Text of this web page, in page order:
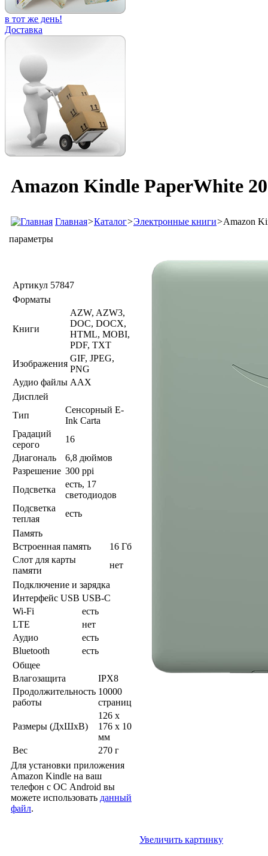
в тот же день!
Доставка
Amazon Kindle PaperWhite
Главная>Каталог>Электронные книги>Amazon
параметры
Артикул 57847
Форматы
Книги
AZW, AZW3,
DOC, DOCX,
HTML, MOBI,
PDF, TXT
Изображения
GIF, JPEG,
PNG
Аудио файлы AAX
Дисплей
Тип
Сенсорный E-
Ink Carta
Градаций
серого
16
Диагональ
6,8 дюймов
Разрешение 300 ppi
Подсветка
есть, 17
светодиодов
Подсветка
теплая
есть
Память
Встроенная память
16 Гб
Слот для карты
памяти
нет
Подключение и зарядка
Интерфейс USB USB-C
Wi-Fi
есть
LTE
нет
Аудио
есть
Bluetooth
есть
Общее
Влагозащита
IPX8
Продолжительность
работы
10000
страниц
Размеры (ДхШхВ)
126 x
176 x 10
мм
Вес
270 г
Для установки приложения
Amazon Kindle на ваш
телефон с ОС Android вы
можете использовать данный
файл.
Увеличить картинку